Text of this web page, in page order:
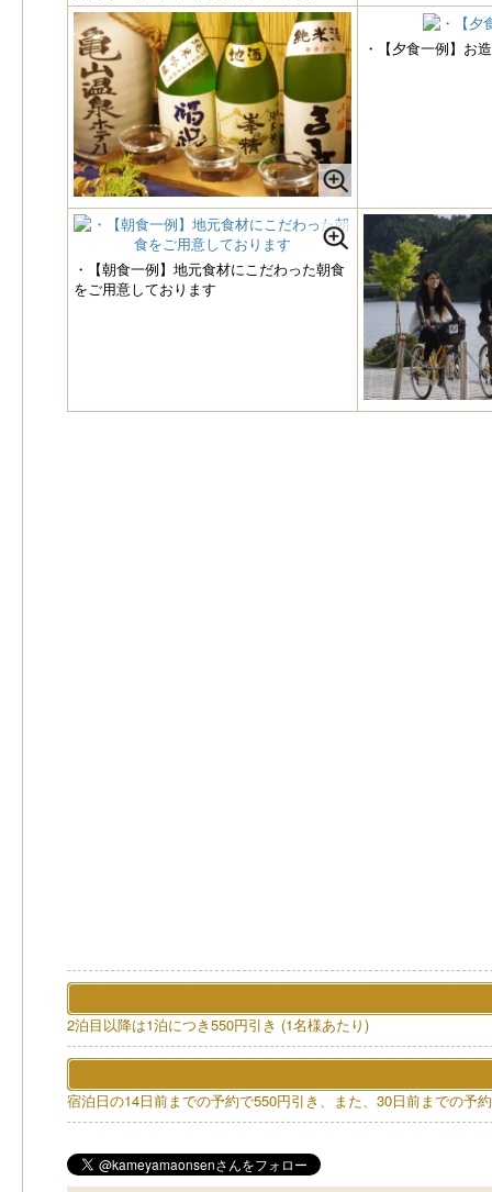
・【夕食一例】お
・【朝食一例】地元食材にこだわった朝食
をご用意しております
2泊目以降は1泊につき550円引き (1名様あたり)
宿泊日の14日前までの予約で550円引き、また、30日前までの予